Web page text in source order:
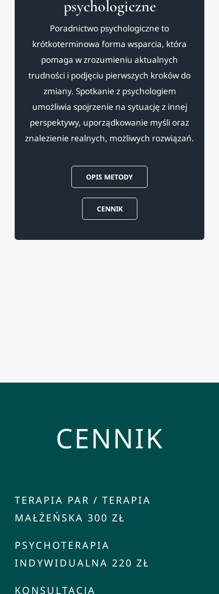
psychologiczne
Poradnictwo psychologiczne to
krótkoterminowa forma wsparcia, która
pomaga w zrozumieniu aktualnych
trudności i podjęciu pierwszych kroków do
zmiany. Spotkanie z psychologiem
umożliwia spojrzenie na sytuację z innej
perspektywy, uporządkowanie myśli oraz
znalezienie realnych, możliwych rozwiązań.
OPIS METODY
CENNIK
CENNIK
TERAPIA PAR / TERAPIA
MAŁŻEŃSKA 300 ZŁ
PSYCHOTERAPIA
INDYWIDUALNA 220 ZŁ
KONSULTACJA